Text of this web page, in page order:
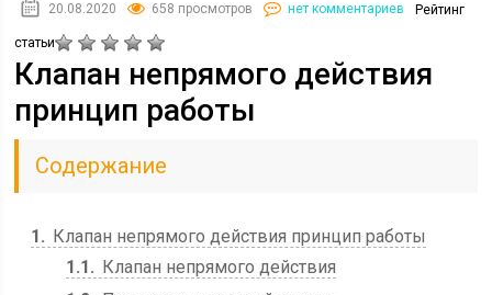
20.08.2020 658 просмотров нет комментариев Рейтинг
статьи
Клапан непрямого действия
принцип работы
Содержание
1
Клапан непрямого действия принцип работы
1.1
Клапан непрямого действия